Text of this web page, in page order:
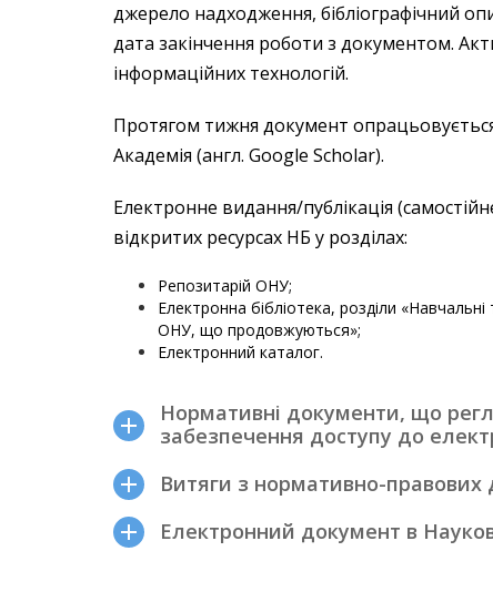
джерело надходження, бібліографічний
дата закінчення роботи з документом.
інформаційних технологій.
Протягом тижня документ
Академія (англ. Google Scholar).
Електронне видання/публікація
відкритих ресурсах НБ у розділах:
Репозитарій ОНУ;
Електронна бібліотека, розділи
ОНУ, що продовжуються»;
Електронний каталог.
Нормативні документи, що
забезпечення доступу до
Витяги з нормативно-правових
Електронний документ в